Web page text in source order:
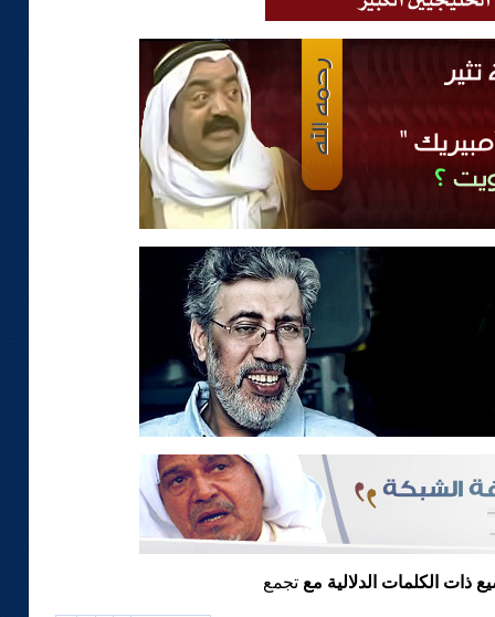
ذات الكلمات الدلالية معتجمع